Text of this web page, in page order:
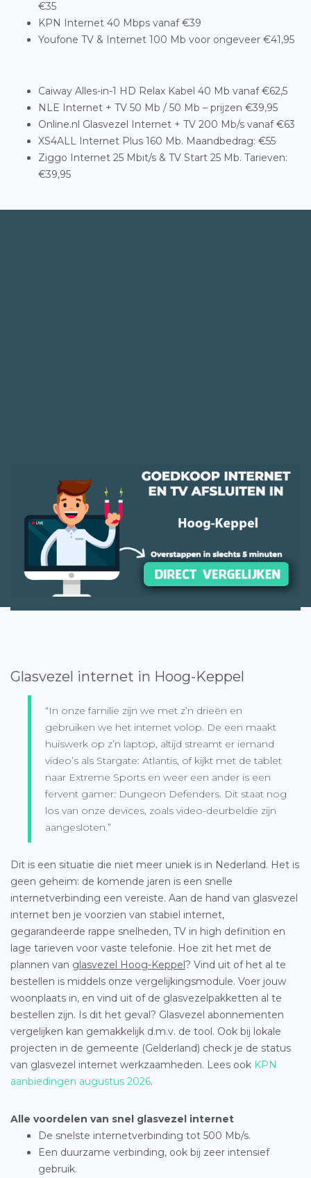
€35
KPN Internet 40 Mbps vanaf €39
Youfone TV & Internet 100 Mb voor ongeveer €41,95
Caiway Alles-in-1 HD Relax Kabel 40 Mb vanaf €62,5
NLE Internet + TV 50 Mb / 50 Mb – prijzen €39,95
Online.nl Glasvezel Internet + TV 200 Mb/s vanaf €63
XS4ALL Internet Plus 160 Mb. Maandbedrag: €55
Ziggo Internet 25 Mbit/s & TV Start 25 Mb. Tarieven:
€39,95
Glasvezel internet in Hoog-Keppel
“In onze familie zijn we met z’n drieën en
gebruiken we het internet volop. De een maakt
huiswerk op z’n laptop, altijd streamt er iemand
video’s als Stargate: Atlantis, of kijkt met de tablet
naar Extreme Sports en weer een ander is een
fervent gamer: Dungeon Defenders. Dit staat nog
los van onze devices, zoals video-deurbeldie zijn
aangesloten.”
Dit is een situatie die niet meer uniek is in Nederland. Het is
geen geheim: de komende jaren is een snelle
internetverbinding een vereiste. Aan de hand van glasvezel
internet ben je voorzien van stabiel internet,
gegarandeerde rappe snelheden, TV in high definition en
lage tarieven voor vaste telefonie. Hoe zit het met de
plannen van glasvezel Hoog-Keppel? Vind uit of het al te
bestellen is middels onze vergelijkingsmodule. Voer jouw
woonplaats in, en vind uit of de glasvezelpakketten al te
bestellen zijn. Is dit het geval? Glasvezel abonnementen
vergelijken kan gemakkelijk d.m.v. de tool. Ook bij lokale
projecten in de gemeente (Gelderland) check je de status
van glasvezel internet werkzaamheden. Lees ook KPN
aanbiedingen augustus 2026.
Alle voordelen van snel glasvezel internet
De snelste internetverbinding tot 500 Mb/s.
Een duurzame verbinding, ook bij zeer intensief
gebruik.